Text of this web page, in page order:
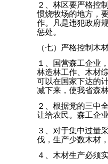
２、林区要严格控
惯烧牧场的地方，
作。凡是违犯政府
惩处。
（七）严格控制木
１、国营森工企业
林造林工作、木材
可以在国家下达的
减下来，使我省森
２、根据党的三中
让给农民。森工企
３、对于集中过量
伐，生产少数木材
４、木材生产必须